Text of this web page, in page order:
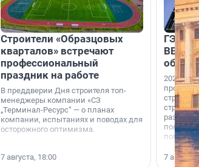
Строители «Образцовых
кварталов» встречают
профессиональный
праздник на работе
В преддверии Дня строителя топ-
менеджеры компании «СЗ
„Терминал-Ресурс“ — о планах
компании, испытаниях и поводах для
осторожного оптимизма.
7 августа, 18:00
ГЭС,
ВВП: в
об
2026-й —
раз. В
7